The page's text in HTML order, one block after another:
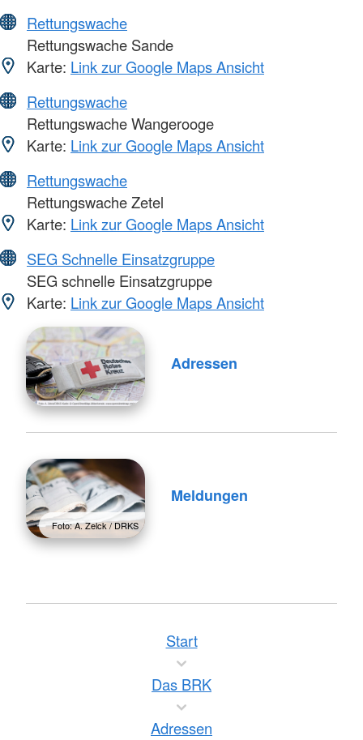
Rettungswache
Rettungswache Sande
Karte: Link zur Google Maps Ansicht
Rettungswache
Rettungswache Wangerooge
Karte: Link zur Google Maps Ansicht
Rettungswache
Rettungswache Zetel
Karte: Link zur Google Maps Ansicht
SEG Schnelle Einsatzgruppe
SEG schnelle Einsatzgruppe
Karte: Link zur Google Maps Ansicht
Adressen
Foto: A. Zelck / DRKS
Meldungen
Start
Das BRK
Adressen